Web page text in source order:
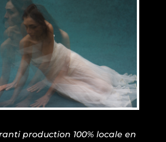
production 100% locale en